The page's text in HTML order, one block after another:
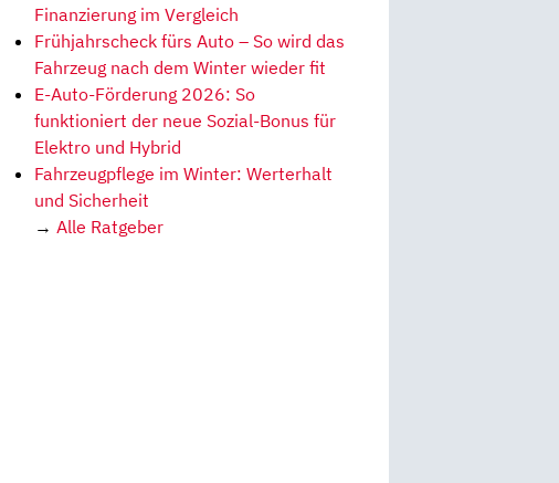
Finanzierung im Vergleich
Frühjahrscheck fürs Auto – So wird das
Fahrzeug nach dem Winter wieder fit
E-Auto-Förderung 2026: So
funktioniert der neue Sozial-Bonus für
Elektro und Hybrid
Fahrzeugpflege im Winter: Werterhalt
und Sicherheit
→ Alle Ratgeber